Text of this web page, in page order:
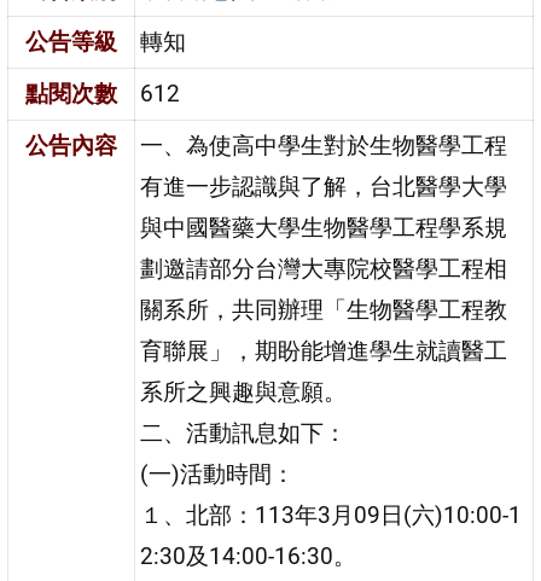
公告等級
轉知
點閱次數
612
公告內容
一、為使高中學生對於生物醫學工程
有進一步認識與了解，台北醫學大學
與中國醫藥大學生物醫學工程學系規
劃邀請部分台灣大專院校醫學工程相
關系所，共同辦理「生物醫學工程教
育聯展」，期盼能增進學生就讀醫工
系所之興趣與意願。
二、活動訊息如下：
(一)活動時間：
１、北部：113年3月09日(六)10:00-1
2:30及14:00-16:30。